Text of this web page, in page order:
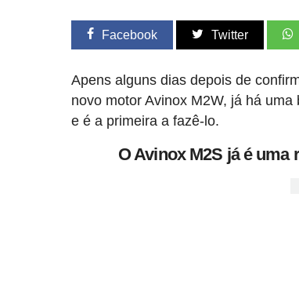
Facebook Twitter
Apens alguns dias depois de
novo motor Avinox M2W, já há
e é a primeira a fazê-lo.
O Avinox M2S já é uma